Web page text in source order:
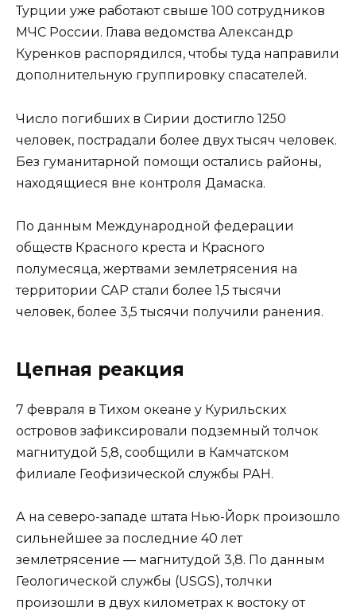
Турции уже работают свыше 100 сотрудников
МЧС России. Глава ведомства Александр
Куренков распорядился, чтобы туда направили
дополнительную группировку спасателей.
Число погибших в Сирии достигло 1250
человек, пострадали более двух тысяч человек.
Без гуманитарной помощи остались районы,
находящиеся вне контроля Дамаска.
По данным Международной федерации
обществ Красного креста и Красного
полумесяца, жертвами землетрясения на
территории САР стали более 1,5 тысячи
человек, более 3,5 тысячи получили ранения.
Цепная реакция
7 февраля в Тихом океане у Курильских
островов зафиксировали подземный толчок
магнитудой 5,8, сообщили в Камчатском
филиале Геофизической службы РАН.
А на северо-западе штата Нью-Йорк произошло
сильнейшее за последние 40 лет
землетрясение — магнитудой 3,8. По данным
Геологической службы (USGS), толчки
произошли в двух километрах к востоку от